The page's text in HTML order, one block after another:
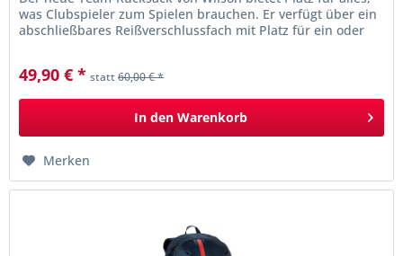
was Clubspieler zum Spielen brauchen. Er verfügt über ein
abschließbares Reißverschlussfach mit Platz für ein oder
49,90 € * statt60,00 € *
In den Warenkorb
Merken